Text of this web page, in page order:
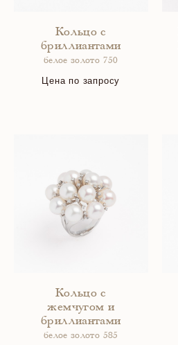
Кольцо с
бриллиантами
белое золото 750
Цена по запросу
Кольцо с
жемчугом и
бриллиантами
белое золото 585